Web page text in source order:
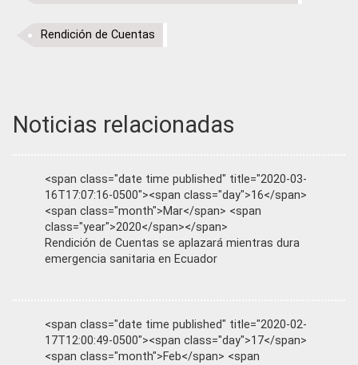
Rendición de Cuentas
Noticias relacionadas
<span class="date time published" title="2020-03-
16T17:07:16-0500"><span class="day">16</span>
<span class="month">Mar</span> <span
class="year">2020</span></span>
Rendición de Cuentas se aplazará mientras dura
emergencia sanitaria en Ecuador
<span class="date time published" title="2020-02-
17T12:00:49-0500"><span class="day">17</span>
<span class="month">Feb</span> <span